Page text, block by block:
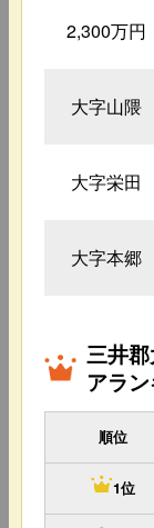
2,300万円
大字山隈
大字栄田
大字本郷
三井
アラ
順位
1位